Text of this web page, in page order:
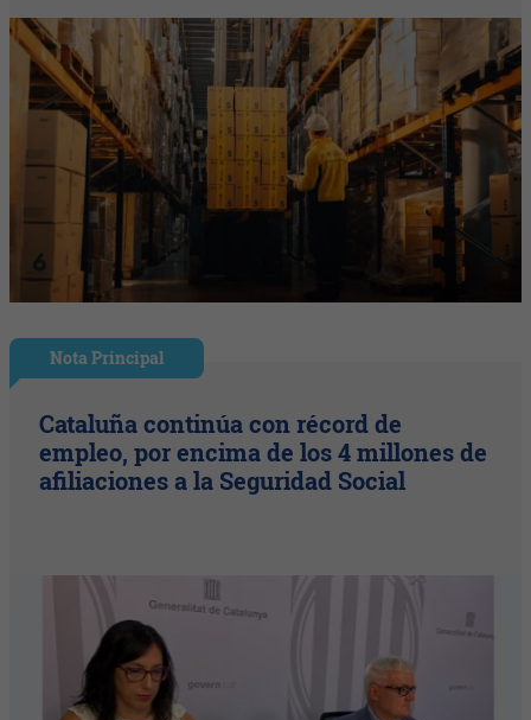
Nota Principal
Cataluña continúa con récord de
empleo, por encima de los 4 millones de
afiliaciones a la Seguridad Social